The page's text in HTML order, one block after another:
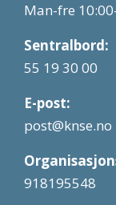
Man-fre
Sentralbord:
55 19 30 00
E-post:
post@knse.no
918195548